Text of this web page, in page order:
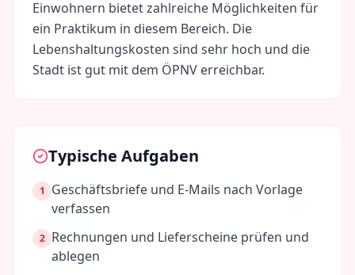
Einwohnern bietet zahlreiche Möglichkeiten für
ein Praktikum in diesem Bereich. Die
Lebenshaltungskosten sind sehr hoch und die
Stadt ist gut mit dem ÖPNV erreichbar.
Typische Aufgaben
1
Geschäftsbriefe und E-Mails nach Vorlage
verfassen
2 Rechnungen und Lieferscheine prüfen und
ablegen